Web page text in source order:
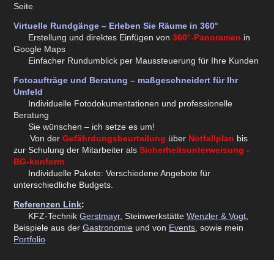
Seite
Virtuelle Rundgänge – Erleben Sie Räume in 360°
Erstellung und direktes Einfügen von360°-Panoramen in
Google Maps
Einfacher Rundumblick per Maussteuerung für Ihre Kunden
Fotoaufträge und Beratung – maßgeschneidert für Ihr
Umfeld
Individuelle Fotodokumentationen und professionelle
Beratung
Sie wünschen – ich setze es um!
Von derGefährdungsbeurteilung über Notfallplan bis
zur Schulung der Mitarbeiter alsSicherheitsunterweisung -
BG-konform
Individuelle Pakete: Verschiedene Angebote für
unterschiedliche Budgets.
Referenzen Link:
KFZ-TechnikGerstmayr, SteinwerkstätteWenzler & Vogt
Beispiele aus derGastronomie und von Events , sowie mein
Portfolio